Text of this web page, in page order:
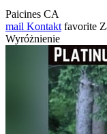
Paicines CA
mail Kontakt favorite
Wyróżnienie